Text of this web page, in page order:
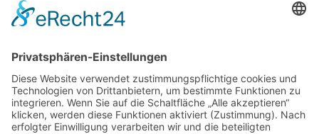
verdient gehabt hätte. LG Wurzerl
Jeannette Simon-Tischer sagt:
5. Dezember 2023 um 19:15 Uhr